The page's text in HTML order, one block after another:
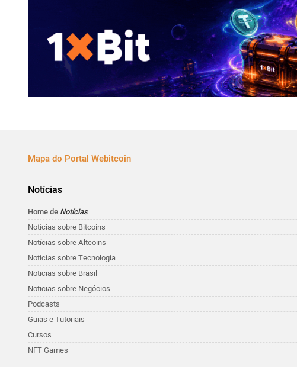
Mapa do Portal Webitcoin
Notícias
Home de Notícias
Notícias sobre Bitcoins
Notícias sobre Altcoins
Noticias sobre Tecnologia
Noticias sobre Brasil
Noticias sobre Negócios
Podcasts
Guias e Tutoriais
Cursos
NFT Games